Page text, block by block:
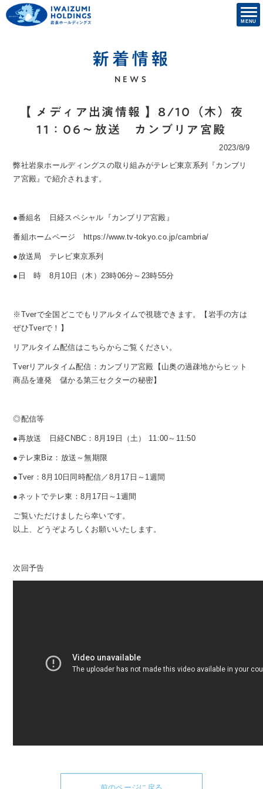
新着情報
NEWS
【 メディア出演情報 】8/10（木）夜
11：06～放送 カンブリア宮殿
2023/8/9
弊社岩泉ホールディングスの取り組みがテレビ東京系列『カンブリ
ア宮殿』で紹介されます。
●番組名 日経スペシャル『カンブリア宮殿』
番組ホームページ https://www.tv-tokyo.co.jp/cambria/
●放送局 テレビ東京系列
●日 時 8月10日（木）23時06分～23時55分
※Tverで全国どこでもリアルタイムで視聴できます。【岩手の方は
ぜひTverで！】
リアルタイム配信はこちらからご覧ください。
Tverリアルタイム配信：カンブリア宮殿【山奥の過疎地からヒット
商品を連発 儲かる第三セクターの秘密】
◎配信等
●再放送 日経CNBC：8月19日（土） 11:00～11:50
●テレ東Biz：放送～無期限
●Tver：8月10日同時配信／8月17日～1週間
●ネットでテレ東：8月17日～1週間
ご覧いただけましたら幸いです。
以上、どうぞよろしくお願いいたします。
次回予告